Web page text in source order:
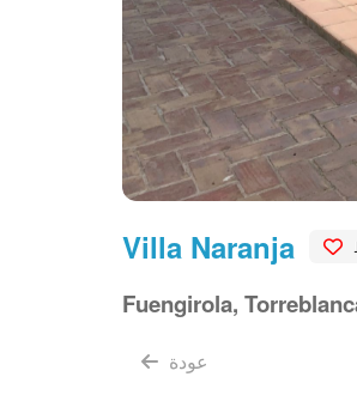
Villa Naranja
Fuengirola,
عودة